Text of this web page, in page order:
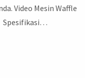
Video Mesin Waffle
Spesifikasi…